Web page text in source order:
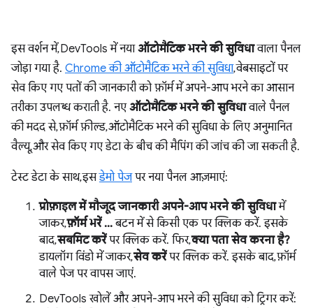
इस वर्शन में, DevTools में नयाऑटोमैटिक भरने की सुविधावाला पैनल
जोड़ा गया है. Chrome की ऑटोमैटिक भरने की सुविधा, वेबसाइटों पर
सेव किए गए पतों की जानकारी को फ़ॉर्म में अपने-आप भरने का आसान
तरीका उपलब्ध कराती है. नएऑटोमैटिक भरने की सुविधावाले पैनल
की मदद से, फ़ॉर्म फ़ील्ड, ऑटोमैटिक भरने की सुविधा के लिए अनुमानित
वैल्यू, और सेव किए गए डेटा के बीच की मैपिंग की जांच की जा सकती है.
टेस्ट डेटा के साथ, इसडेमो पेजपर नया पैनल आज़माएं:
प्रोफ़ाइल में मौजूद जानकारी अपने-आप भरने की सुविधामें
जाकर,फ़ॉर्म भरें ...बटन में से किसी एक पर क्लिक करें. इसके
बाद,सबमिट करेंपर क्लिक करें. फिर,क्या पता सेव करना है?
डायलॉग विंडो में जाकर,सेव करेंपर क्लिक करें. इसके बाद, फ़ॉर्म
वाले पेज पर वापस जाएं.
DevTools खोलें और अपने-आप भरने की सुविधा को ट्रिगर करें: